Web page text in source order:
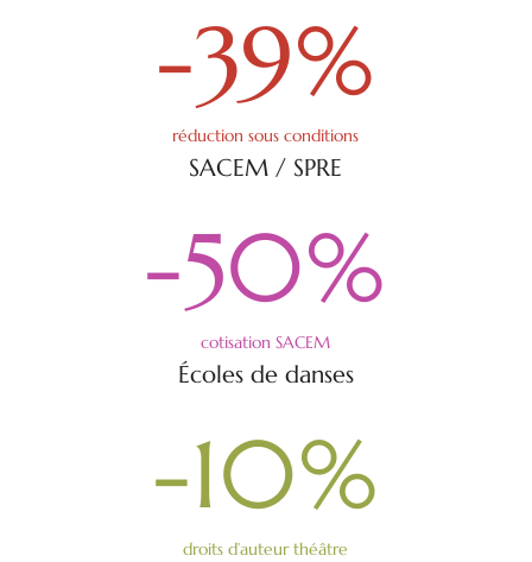
-39%
réduction sous conditions
SACEM / SPRE
-50%
cotisation SACEM
Écoles de danses
-10%
droits d’auteur théâtre